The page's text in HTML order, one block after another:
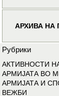
АРХИВА НА
Рубрики
АКТИВНОСТИ
АРМИЈАТА ВО
АРМИЈАТА И
ВЕЖБИ